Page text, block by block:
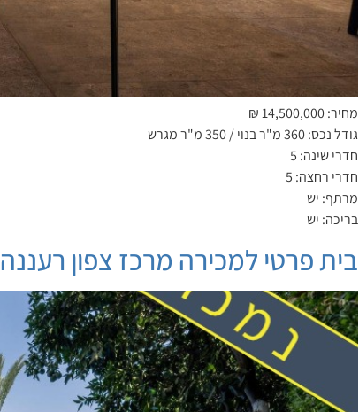
מחיר: 14,500,000 ₪
גודל נכס: 360 מ"ר בנוי / 350 מ"ר מגרש
חדרי שינה: 5
חדרי רחצה: 5
מרתף: יש
בריכה: יש
בית פרטי למכירה מרכז צפון רעננה